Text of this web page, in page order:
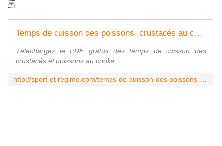
Temps de cuisson des poissons ,crustacés au cookeo : PDF gratuit |
Téléchargez le PDF gratuit des temps de cuisson des
crustacés et poissons au cooke